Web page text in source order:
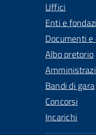
Uffici
Enti e
Documenti e
Albo pretorio
Bandi di gara
Concorsi
Incarichi